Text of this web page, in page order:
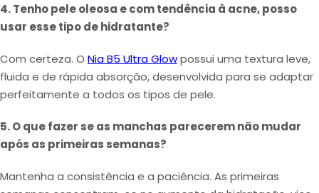
4. Tenho pele oleosa e com tendência à acne, posso
usar esse tipo de hidratante?
Com certeza. O Nia B5 Ultra Glowpossui uma textura leve,
fluida e de rápida absorção, desenvolvida para se adaptar
perfeitamente a todos os tipos de pele.
5. O que fazer se as manchas parecerem não mudar
após as primeiras semanas?
Mantenha a consistência e a paciência. As primeiras